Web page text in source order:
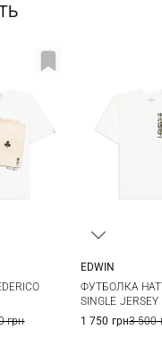
грн
EDWIN
ФУТБОЛКА
SINGLE JERSEY
1 750 грн3 500